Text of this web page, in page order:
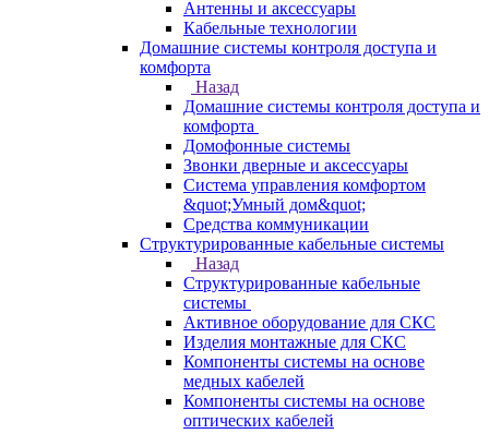
Антенны и аксессуары
Кабельные технологии
Домашние системы контроля доступа и
комфорта
Назад
Домашние системы контроля доступа и
комфорта
Домофонные системы
Звонки дверные и аксессуары
Система управления комфортом
&quot;Умный дом&quot;
Средства коммуникации
Структурированные кабельные системы
Назад
Структурированные кабельные
системы
Активное оборудование для СКС
Изделия монтажные для СКС
Компоненты системы на основе
медных кабелей
Компоненты системы на основе
оптических кабелей